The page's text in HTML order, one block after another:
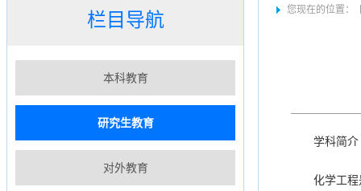
栏目导航
本科教育
研究生教育
对外教育
您现在的位置：
学科简介
化学工